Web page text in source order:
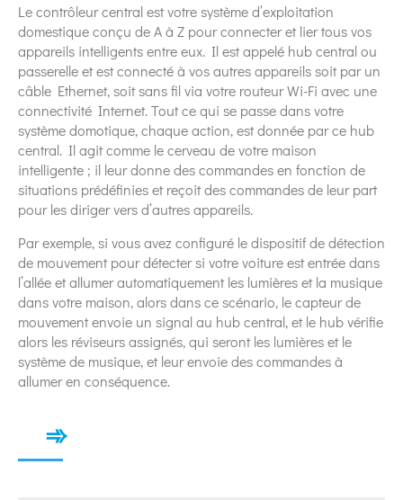
Le contrôleur central est votre système d’exploitation
domestique conçu de A à Z pour connecter et lier tous vos
appareils intelligents entre eux. Il est appelé hub central ou
passerelle et est connecté à vos autres appareils soit par un
câble Ethernet, soit sans fil via votre routeur Wi-Fi avec une
connectivité Internet. Tout ce qui se passe dans votre
système domotique, chaque action, est donnée par ce hub
central. Il agit comme le cerveau de votre maison
intelligente ; il leur donne des commandes en fonction de
situations prédéfinies et reçoit des commandes de leur part
pour les diriger vers d’autres appareils.
Par exemple, si vous avez configuré le dispositif de détection
de mouvement pour détecter si votre voiture est entrée dans
l’allée et allumer automatiquement les lumières et la musique
dans votre maison, alors dans ce scénario, le capteur de
mouvement envoie un signal au hub central, et le hub vérifie
alors les réviseurs assignés, qui seront les lumières et le
système de musique, et leur envoie des commandes à
allumer en conséquence.